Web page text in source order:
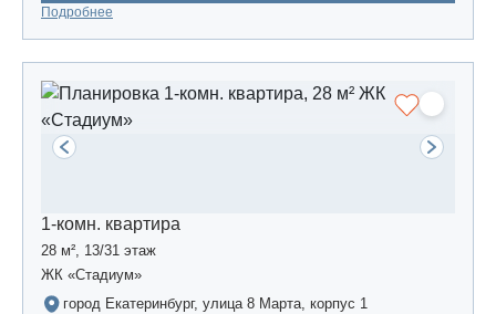
Подробнее
1-комн. квартира
28 м², 13/31 этаж
ЖК «Стадиум»
город Екатеринбург, улица 8 Марта, корпус 1